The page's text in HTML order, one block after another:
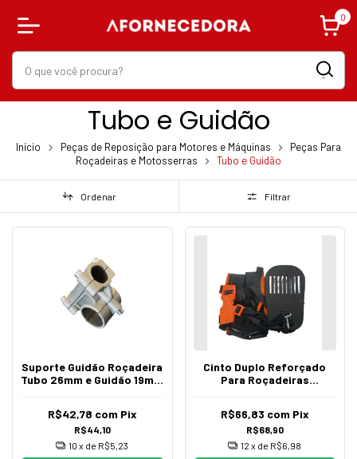
0
Tubo e Guidão
Início Peças de Reposição para Motores e Máquinas
Peças Para
Roçadeiras e Motosserras
Tubo e Guidão
Ordenar Filtrar
Suporte Guidão Roçadeira
Tubo 26mm e Guidão 19mm
R$44,10
R$42,78 com Pix
10 x de R$5,23
Cinto Duplo Reforçado
Para Roçadeiras
R$68,90
R$66,83 com Pix
12 x de R$6,98